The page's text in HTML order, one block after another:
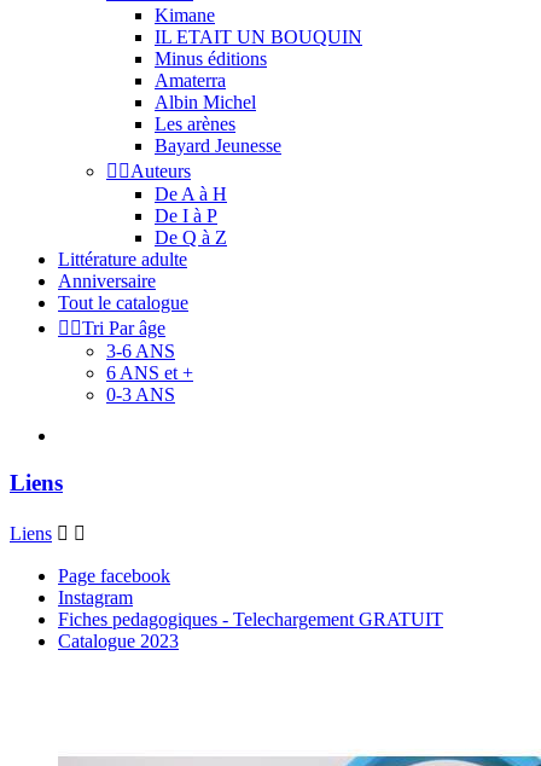
Kimane
IL ETAIT UN BOUQUIN
Minus éditions
Amaterra
Albin Michel
Les arènes
Bayard Jeunesse
 Auteurs
De A à H
De I à P
De Q à Z
Littérature adulte
Anniversaire
Tout le catalogue
 Tri Par âge
3-6 ANS
6 ANS et +
0-3 ANS
Liens
Liens  
Page facebook
Instagram
Fiches pedagogiques - Telechargement GRATUIT
Catalogue 2023